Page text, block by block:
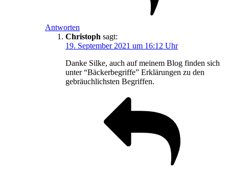
Antworten
Christoph sagt:
19. September 2021 um 16:12 Uhr
Danke Silke, auch auf meinem Blog finden sich
unter “Bäckerbegriffe” Erklärungen zu den
gebräuchlichsten Begriffen.